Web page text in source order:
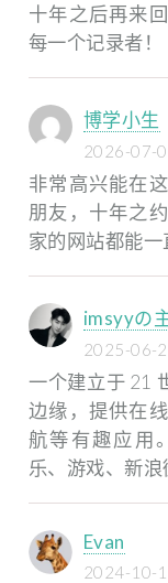
十年之后再来
每一个记录者！
博学小生
2026-07-
非常高兴能在
朋友，十年之
家的网站都能一
imsyyの
2025-06-
一个建立于 21
边缘，提供在
航等有趣应用
乐、游戏、新浪
Evan
2024-10-